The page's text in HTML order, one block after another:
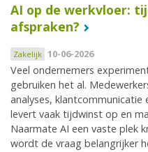
AI op de werkvloer:
afspraken?
Zakelijk 10-06-2026
Veel ondernemers
gebruiken het al.
analyses,
levert vaak tijdwinst op en
Naarmate AI een vaste plek
wordt de vraag belangrijker